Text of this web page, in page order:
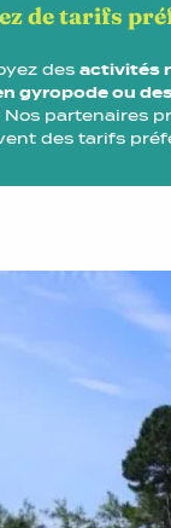
de tarifs
des activités
gyropode ou
Nos partenaires
des tarifs